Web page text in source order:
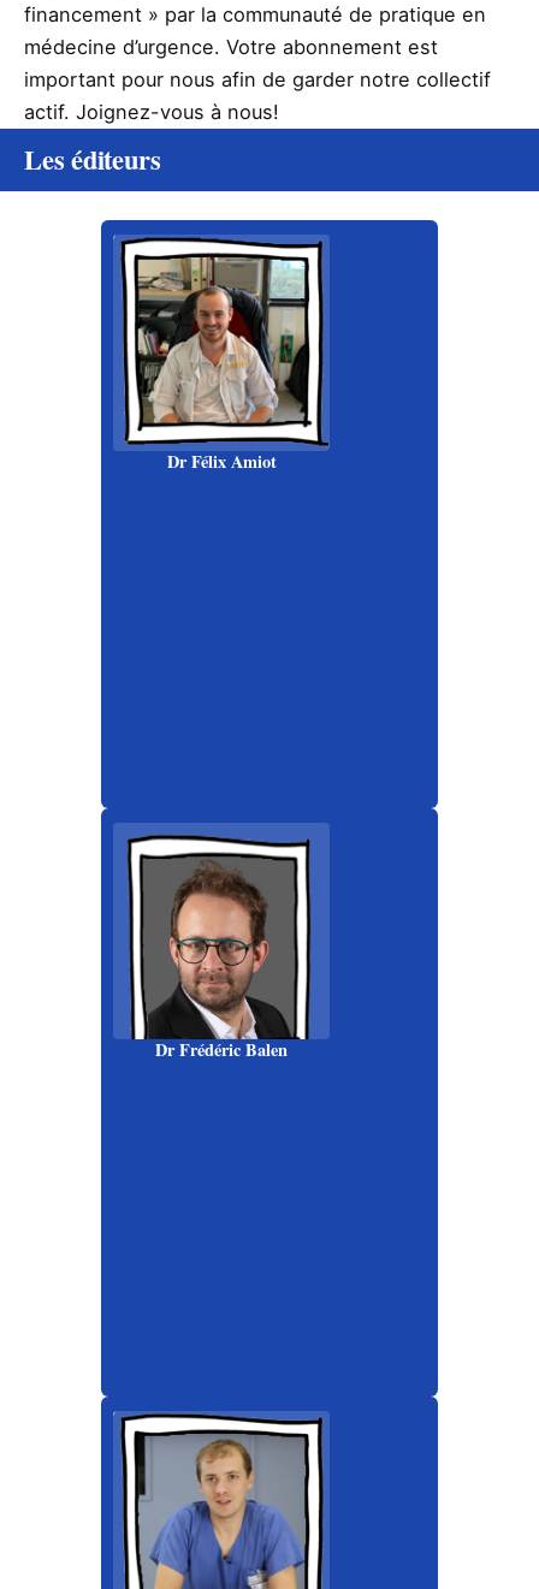
financement » par la communauté de pratique en
médecine d’urgence. Votre abonnement est
important pour nous afin de garder notre collectif
actif. Joignez-vous à nous!
Les éditeurs
Dr Félix Amiot
Dr Frédéric Balen